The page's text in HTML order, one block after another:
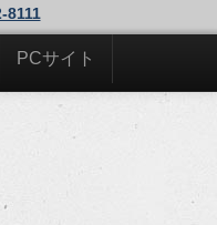
8111
PCサイト